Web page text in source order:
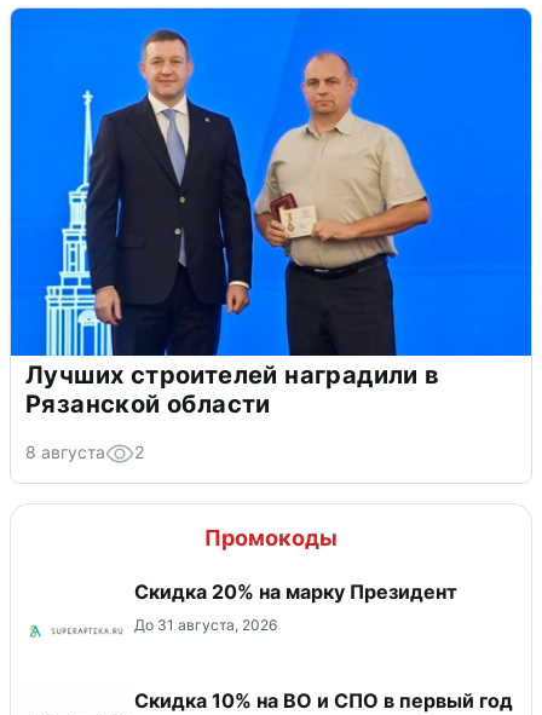
Лучших строителей наградили в
Рязанской области
8 августа 2
Промокоды
Скидка 20% на марку Президент
До 31 августа, 2026
Скидка 10% на ВО и СПО в первый год